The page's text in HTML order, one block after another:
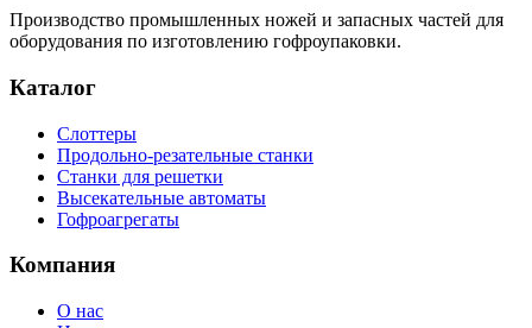
Производство промышленных ножей и запасных частей для
оборудования по изготовлению гофроупаковки.
Каталог
Слоттеры
Продольно-резательные станки
Станки для решетки
Высекательные автоматы
Гофроагрегаты
Компания
О нас